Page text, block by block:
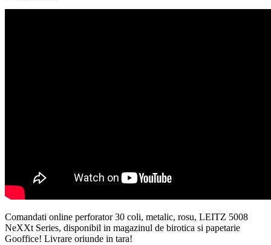
Comandati online perforator 30 coli, metalic, rosu, LEITZ 5008
NeXXt Series, disponibil in magazinul de birotica si papetarie
Gooffice! Livrare oriunde in tara!